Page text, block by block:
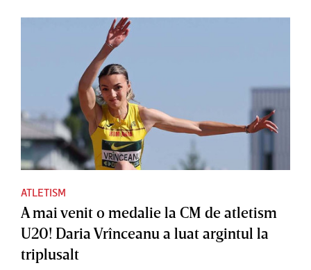
ATLETISM
A mai venit o medalie la CM de atletism
U20! Daria Vrînceanu a luat argintul la
triplusalt